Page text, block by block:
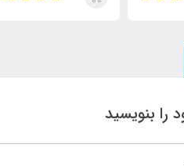
را بنویسید